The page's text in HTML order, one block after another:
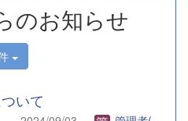
のお知らせ
いて